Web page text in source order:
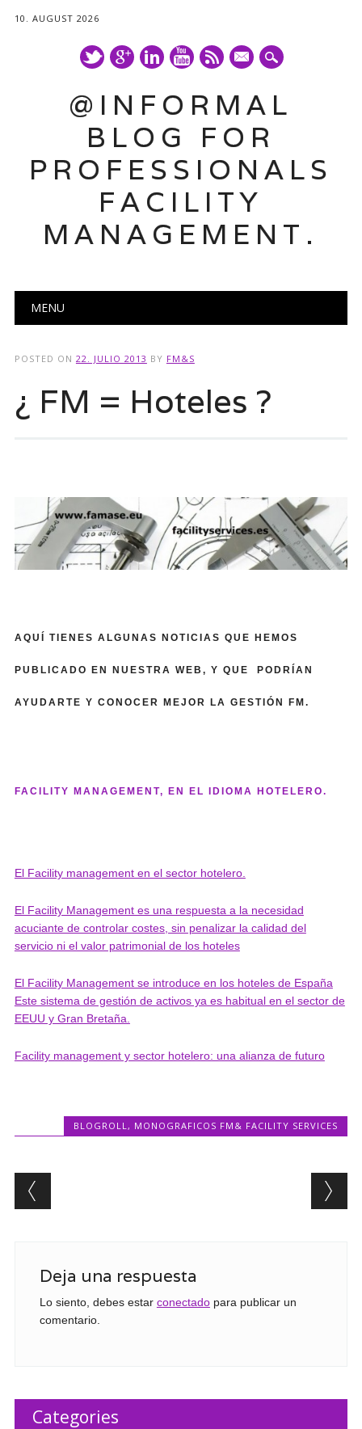
10. AUGUST 2026
mail
@INFORMAL
BLOG FOR
PROFESSIONALS
FACILITY
MANAGEMENT.
Main menu
MENU
POSTED ON 22. JULIO 2013 BY FM&S
¿ FM = Hoteles ?
AQUÍ TIENES ALGUNAS NOTICIAS QUE HEMOS
PUBLICADO EN NUESTRA WEB, Y QUE PODRÍAN
AYUDARTE Y CONOCER MEJOR LA GESTIÓN FM.
FACILITY MANAGEMENT, EN EL IDIOMA HOTELERO.
El Facility management en el sector hotelero.
El Facility Management es una respuesta a la necesidad
acuciante de controlar costes, sin penalizar la calidad del
servicio ni el valor patrimonial de los hoteles
El Facility Management se introduce en los hoteles de España
Este sistema de gestión de activos ya es habitual en el sector de
EEUU y Gran Bretaña.
Facility management y sector hotelero: una alianza de futuro
BLOGROLL , MONOGRAFICOS FM& FACILITY SERVICES
Post navigation
Deja una respuesta
Lo siento, debes estar conectadopara publicar un
comentario.
Categories